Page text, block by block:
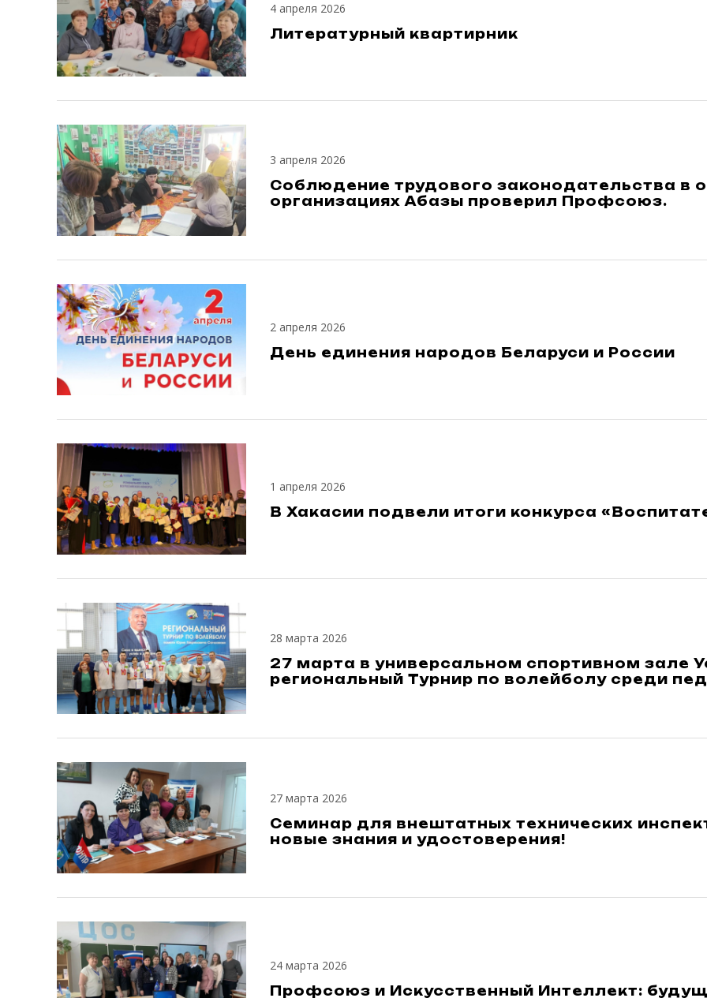
4 апреля 2026
Литературный квартирник
3 апреля 2026
Соблюдение трудового законодательства в
организациях Абазы проверил Профсоюз.
2 апреля 2026
День единения народов Беларуси и России
1 апреля 2026
В Хакасии подвели итоги конкурса
28 марта 2026
27 марта в универсальном спортивном зале
региональный Турнир по волейболу среди
27 марта 2026
Семинар для внештатных технических
новые знания и удостоверения!
24 марта 2026
Профсоюз и Искусственный Интеллект: